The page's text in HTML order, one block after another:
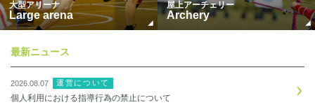
大型アリーナ
Large arena
屋上アーチェリー
Archery
最新ニュース
2026.08.07 運営について
個人利用における指導行為の禁止について